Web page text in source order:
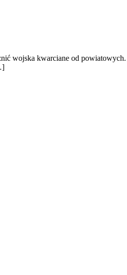
wojska kwarciane od powiatowych.